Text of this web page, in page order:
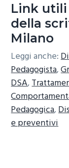
Link utili
della
Milano
Leggi anche:
Pedagogista,
DSA,
Pedagogica,
e preventivi